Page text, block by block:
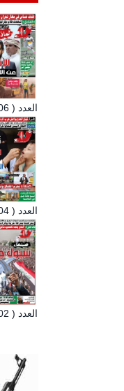
العدد ( 1906)
العدد ( 1904)
العدد ( 1902)